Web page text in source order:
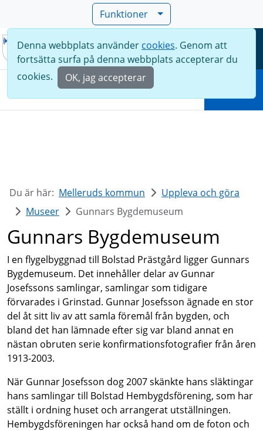
Funktioner
Meny
Denna webbplats använder cookies. Genom att
fortsätta surfa på denna webbplats accepterar du
cookies.
OK, jag accepterar
Du är här: Melleruds kommun
Uppleva och göra
Museer
Gunnars Bygdemuseum
Gunnars Bygdemuseum
I en flygelbyggnad till Bolstad Prästgård ligger Gunnars
Bygdemuseum. Det innehåller delar av Gunnar
Josefssons samlingar, samlingar som tidigare
förvarades i Grinstad. Gunnar Josefsson ägnade en stor
del åt sitt liv av att samla föremål från bygden, och
bland det han lämnade efter sig var bland annat en
nästan obruten serie konfirmationsfotografier från åren
1913-2003.
När Gunnar Josefsson dog 2007 skänkte hans släktingar
hans samlingar till Bolstad Hembygdsförening, som har
ställt i ordning huset och arrangerat utställningen.
Hembygdsföreningen har också hand om de foton och